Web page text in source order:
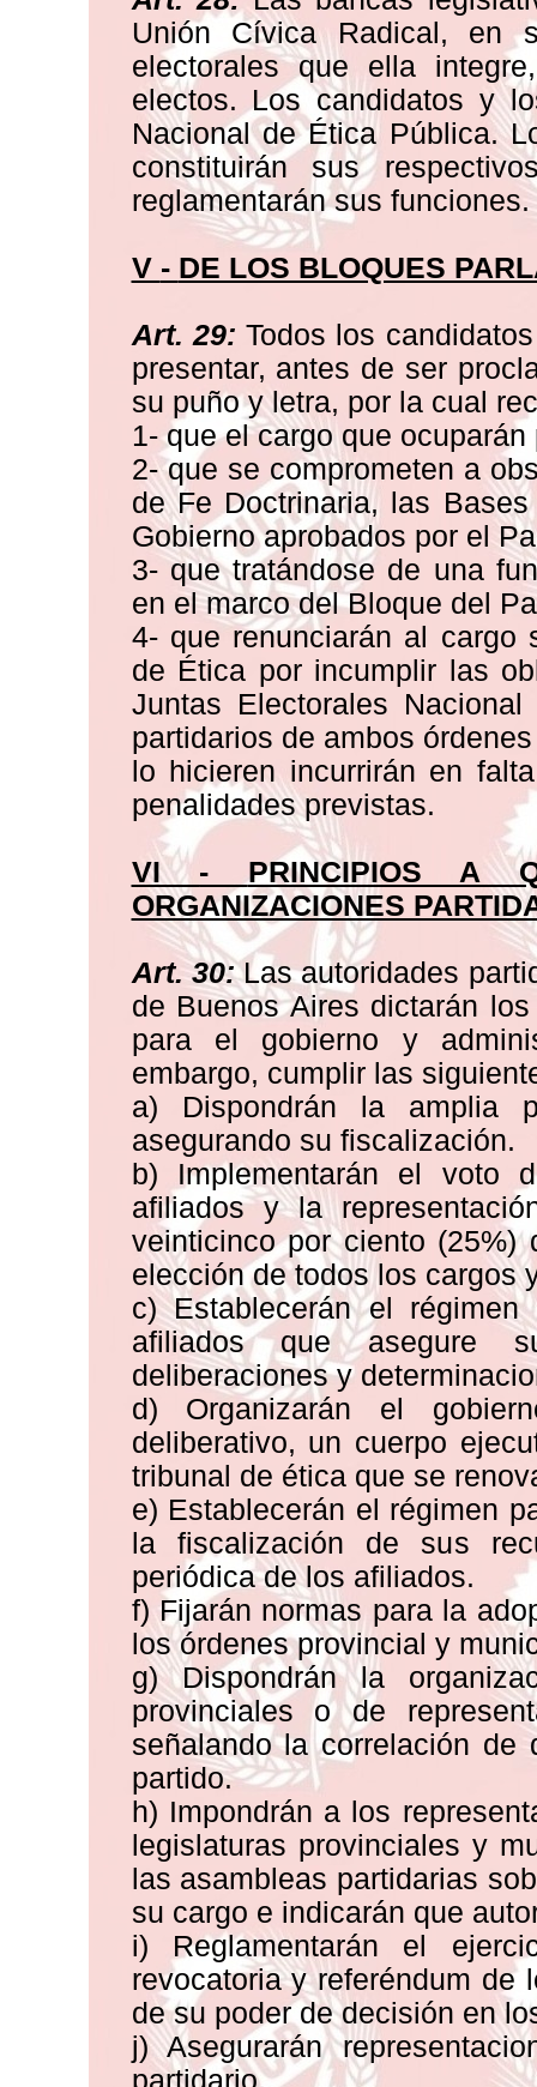
Unión Cívica Radical,
electorales que ella
electos. Los candidatos y
Nacional de Ética Pública.
constituirán sus
reglamentarán sus funciones.
V - DE LOS BLOQUES
Art. 29: Todos los
presentar, antes de ser
su puño y letra, por la cual
1- que el cargo que
2- que se comprometen a
de Fe Doctrinaria, las
Gobierno aprobados por el
3- que tratándose de una
en el marco del Bloque del
4- que renunciarán al cargo
de Ética por incumplir las
Juntas Electorales
partidarios de ambos
lo hicieren incurrirán en
penalidades previstas.
VI - PRINCIPIOS A
ORGANIZACIONES
Art. 30:Las autoridades
de Buenos Aires dictarán
para el gobierno y
embargo, cumplir las
a) Dispondrán la amplia
asegurando su fiscalización.
b) Implementarán el voto
afiliados y la
veinticinco por ciento
elección de todos los cargos
c) Establecerán el
afiliados que asegure
deliberaciones y
d) Organizarán el
deliberativo, un cuerpo
tribunal de ética que se
e) Establecerán el régimen
la fiscalización de sus
periódica de los afiliados.
f) Fijarán normas para la
los órdenes provincial y
g) Dispondrán la
provinciales o de
señalando la correlación
partido.
h) Impondrán a los
legislaturas provinciales y
las asambleas partidarias
su cargo e indicarán que
i) Reglamentarán el
revocatoria y referéndum de
de su poder de decisión en
j) Asegurarán
partidario.